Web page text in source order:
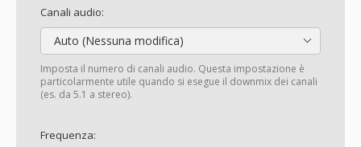
Canali audio:
Auto (Nessuna modifica)
Imposta il numero di canali audio. Questa impostazione è
particolarmente utile quando si esegue il downmix dei canali
(es. da 5.1 a stereo).
Frequenza: